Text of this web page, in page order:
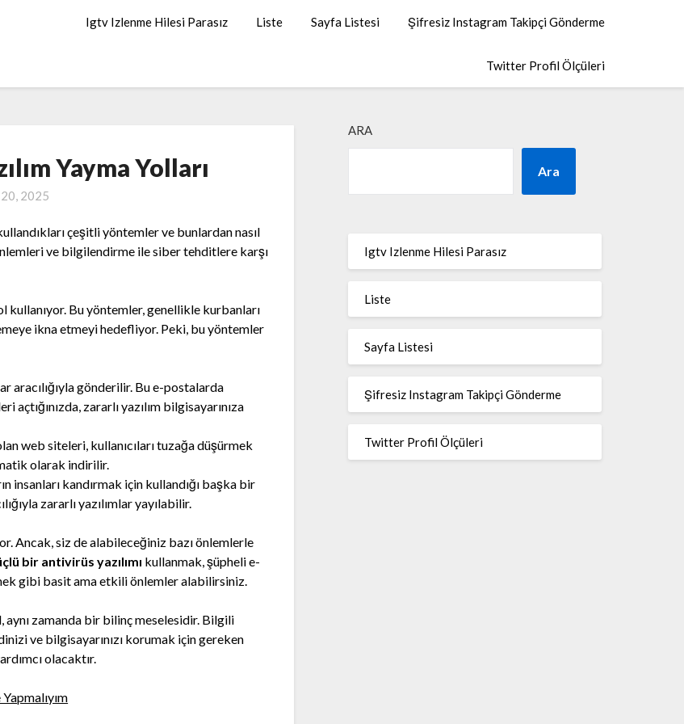
Igtv Izlenme Hilesi Parasız Liste Sayfa Listesi Şifresiz Instagram Takipçi Gönderme
Twitter Profil Ölçüleri
Yayma Yolları
20, 2025
çeşitli yöntemler ve bunlardan nasıl
ve bilgilendirme ile siber tehditlere karşı
kullanıyor. Bu yöntemler, genellikle kurbanları
ikna etmeyi hedefliyor. Peki, bu yöntemler
aracılığıyla gönderilir. Bu e-postalarda
zararlı yazılım bilgisayarınıza
web siteleri, kullanıcıları tuzağa düşürmek
olarak indirilir.
insanları kandırmak için kullandığı başka bir
zararlı yazılımlar yayılabilir.
Ancak, siz de alabileceğiniz bazı önlemlerle
bir antivirüs yazılımı kullanmak, şüpheli e-
gibi basit ama etkili önlemler alabilirsiniz.
zamanda bir bilinç meselesidir. Bilgili
ve bilgisayarınızı korumak için gereken
olacaktır.
ARA
Ara
Igtv Izlenme Hilesi Parasız
Liste
Sayfa Listesi
Şifresiz Instagram Takipçi Gönderme
Twitter Profil Ölçüleri